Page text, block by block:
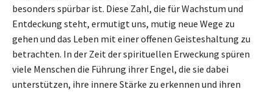
besonders spürbar ist. Diese Zahl, die für Wachstum und
Entdeckung steht, ermutigt uns, mutig neue Wege zu
gehen und das Leben mit einer offenen Geisteshaltung zu
betrachten. In der Zeit der spirituellen Erweckung spüren
viele Menschen die Führung ihrer Engel, die sie dabei
unterstützen, ihre innere Stärke zu erkennen und ihren